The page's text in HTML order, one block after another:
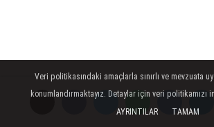
Konuya ilişkin bakanlıktan
Veri politikasındaki amaçlarla sınırlı ve mevzuata
konumlandırmaktayız. Detaylar için veri politikamızı
AYRINTILAR
TAMAM